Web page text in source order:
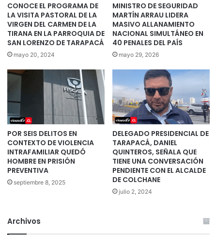
CONOCE EL PROGRAMA DE
LA VISITA PASTORAL DE LA
VIRGEN DEL CARMEN DE LA
TIRANA EN LA PARROQUIA DE
SAN LORENZO DE TARAPACÁ
mayo 20, 2024
MINISTRO DE SEGURIDAD
MARTÍN ARRAU LIDERA
MASIVO ALLANAMIENTO
NACIONAL SIMULTÁNEO EN
40 PENALES DEL PAÍS
mayo 29, 2026
POR SEIS DELITOS EN
CONTEXTO DE VIOLENCIA
INTRAFAMILIAR QUEDÓ
HOMBRE EN PRISIÓN
PREVENTIVA
septiembre 8, 2025
DELEGADO PRESIDENCIAL DE
TARAPACÁ, DANIEL
QUINTEROS, SEÑALA QUE
TIENE UNA CONVERSACIÓN
PENDIENTE CON EL ALCALDE
DE COLCHANE
julio 2, 2024
Archivos